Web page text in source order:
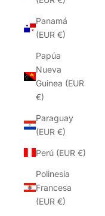
Panamá
(EUR €)
Papúa
Nueva
Guinea (EUR
€)
Paraguay
(EUR €)
Perú (EUR €)
Polinesia
Francesa
(EUR €)